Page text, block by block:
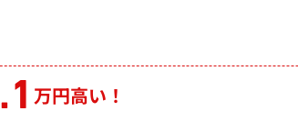
万円高い！